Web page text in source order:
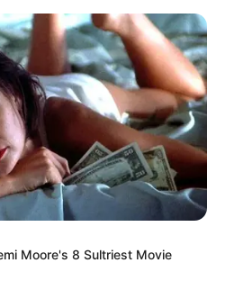
Moore's 8 Sultriest Movie